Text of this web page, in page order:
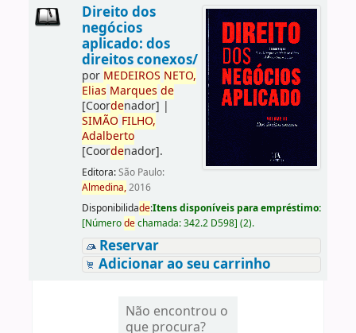
Direito dos
negócios
aplicado: dos
direitos conexos/
por MEDEIROS NETO,
Elias Marques de
[Coordenador] |
SIMÃO FILHO,
Adalberto
[Coordenador].
Editora:São Paulo:
Almedina,2016
Disponibilidade:Itens disponíveis para empréstimo:
[Númerodechamada:342.2 D598] (2).
Reservar
Adicionar ao seu carrinho
Não encontrou o
que procura?